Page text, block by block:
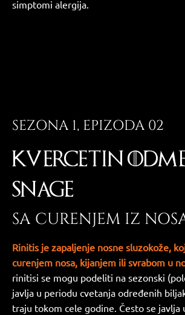
simptomi alergija.
SEZONA 1, EPIZODA 02
KVERCETIN
SNAGE
SA CURENJEM IZ
Rinitis je zapaljenje nosne sluzokože,
curenjem nosa, kijanjem ili svrabom u
rinitisi se mogu podeliti na sezonski
javlja u periodu cvetanja određenih
traju tokom cele godine. Često se javlja